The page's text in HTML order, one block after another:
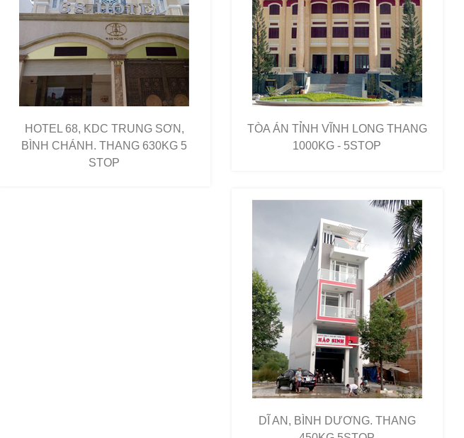
HOTEL 68, KDC TRUNG SƠN,
BÌNH CHÁNH. THANG 630KG 5
STOP
TÒA ÁN TỈNH VĨNH LONG THANG
1000KG - 5STOP
DĨ AN, BÌNH DƯƠNG. THANG